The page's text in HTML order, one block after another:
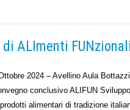
ALImenti
2024 – Avellino Aula
conclusivo ALIFUN
alimentari di tradizione